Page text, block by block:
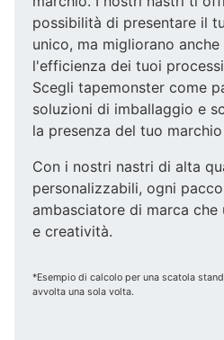
possibilità di presentare il
unico, ma migliorano
l'efficienza dei tuoi
Scegli tapemonster come
soluzioni di imballaggio e
la presenza del tuo
Con i nostri nastri di alta
personalizzabili, ogni
ambasciatore di marca che
e creatività.
*Esempio di calcolo per una scatola
avvolta una sola volta.